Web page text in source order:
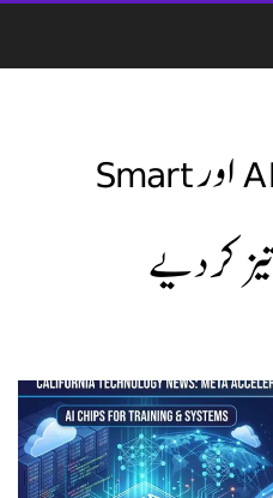
Meta نے AI Chips اور Smart